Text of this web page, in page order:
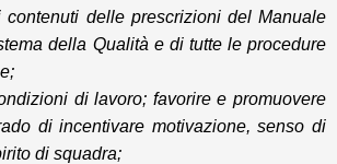
contenuti delle prescrizioni del Manuale
della Qualità e di tutte le procedure
di lavoro; favorire e promuovere
di incentivare motivazione, senso di
di squadra;